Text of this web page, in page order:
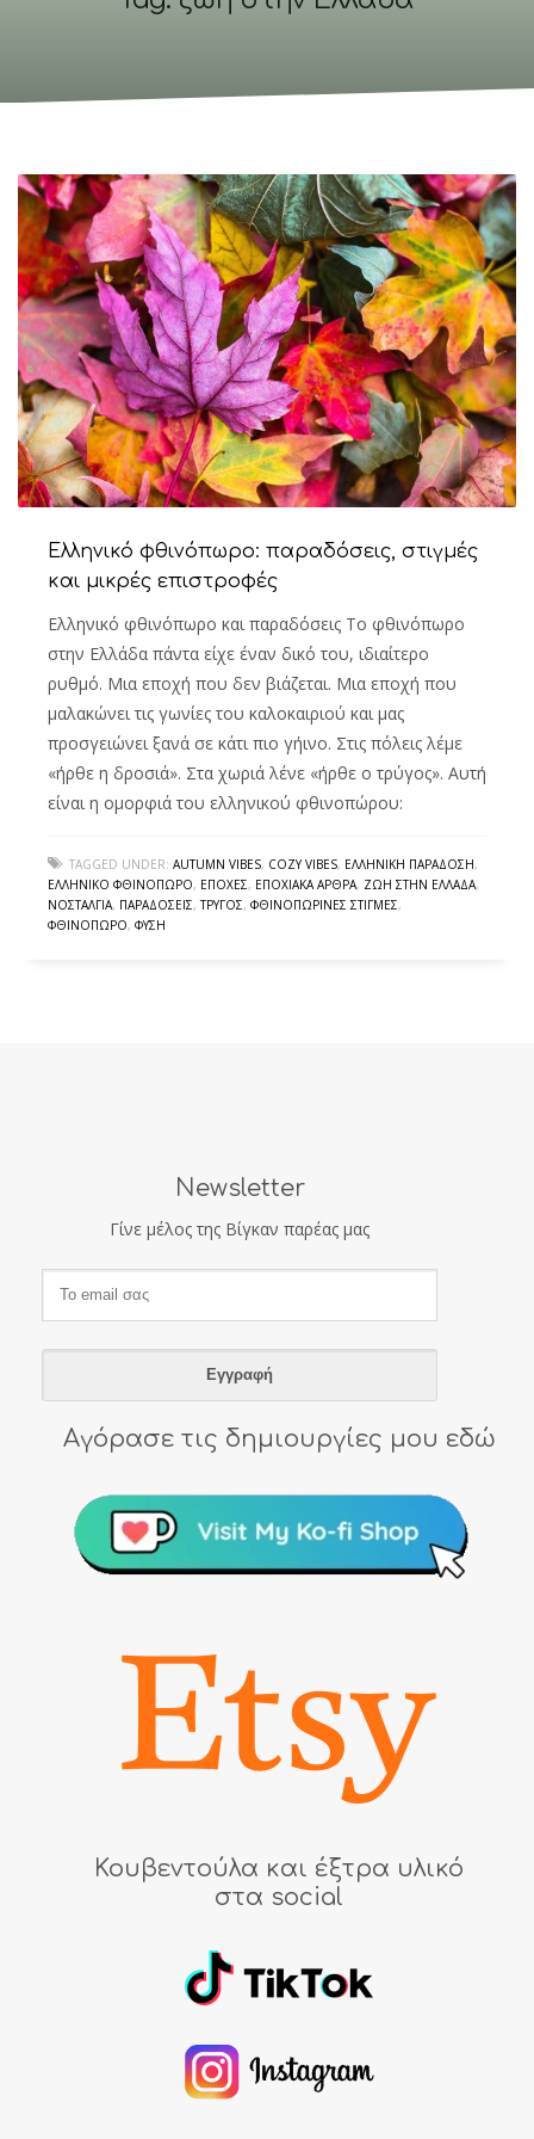
Ελληνικό φθινόπωρο: παραδόσεις, στιγμές
και μικρές επιστροφές
Ελληνικό φθινόπωρο και παραδόσεις Το φθινόπωρο
στην Ελλάδα πάντα είχε έναν δικό του, ιδιαίτερο
ρυθμό. Μια εποχή που δεν βιάζεται. Μια εποχή που
μαλακώνει τις γωνίες του καλοκαιριού και μας
προσγειώνει ξανά σε κάτι πιο γήινο. Στις πόλεις λέμε
«ήρθε η δροσιά». Στα χωριά λένε «ήρθε ο τρύγος». Αυτή
είναι η ομορφιά του ελληνικού φθινοπώρου:
TAGGED UNDER: AUTUMN VIBES, COZY VIBES, ΕΛΛΗΝΙΚΉ ΠΑΡΆΔΟΣΗ,
ΕΛΛΗΝΙΚΌ ΦΘΙΝΌΠΩΡΟ, ΕΠΟΧΈΣ, ΕΠΟΧΙΑΚΆ ΆΡΘΡΑ, ΖΩΉ ΣΤΗΝ ΕΛΛΆΔΑ,
ΝΟΣΤΑΛΓΊΑ, ΠΑΡΑΔΌΣΕΙΣ,ΤΡΎΓΟΣ, ΦΘΙΝΟΠΩΡΙΝΈΣ ΣΤΙΓΜΈΣ,
ΦΘΙΝΌΠΩΡΟ, ΦΎΣΗ
Newsletter
Γίνε μέλος της Βίγκαν παρέας μας
Αγόρασε τις δημιουργίες μου εδώ
Κουβεντούλα και έξτρα υλικό
στα social